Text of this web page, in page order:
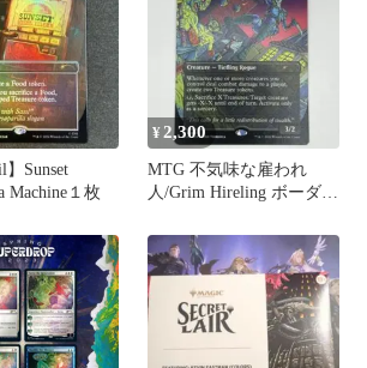
Sunset
Machine１枚
¥2,300
MTG 不気味な雇われ
人/Grim Hireling ボーダー